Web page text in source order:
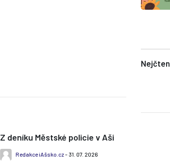
Z deníku Městské policie v Aši
Redakce iAšsko.cz- 31. 07. 2026